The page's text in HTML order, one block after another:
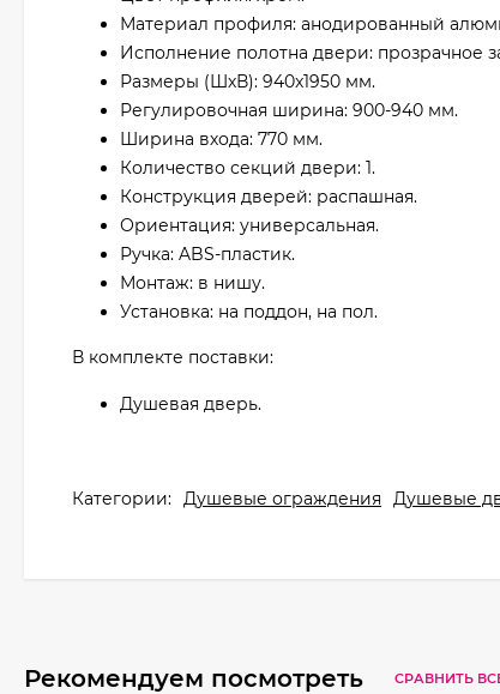
Материал профиля: анодированный
Исполнение полотна двери: прозрачное
Размеры (ШхВ): 940x1950 мм.
Регулировочная ширина: 900-940 мм.
Ширина входа: 770 мм.
Количество секций двери: 1.
Конструкция дверей: распашная.
Ориентация: универсальная.
Ручка: ABS-пластик.
Монтаж: в нишу.
Установка: на поддон, на пол.
В комплекте поставки:
Душевая дверь.
Категории: Душевые ограждения Душевые
Рекомендуем посмотреть СРАВНИТЬ